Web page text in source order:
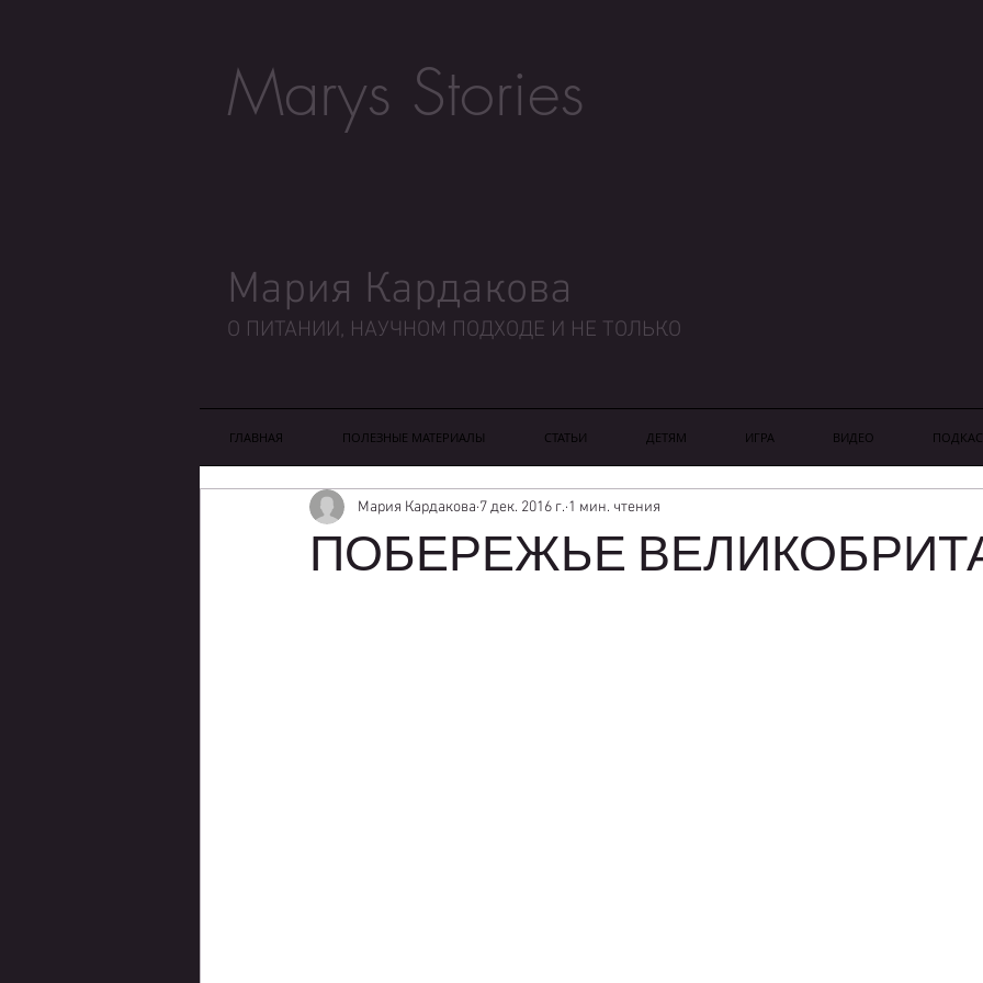
Marys Stories
Мария Кардакова
О ПИТАНИИ, НАУЧНОМ ПОДХОДЕ И НЕ ТОЛЬКО
ГЛАВНАЯ ПОЛЕЗНЫЕ МАТЕРИАЛЫ СТАТЬИ ДЕТЯМ ИГРА ВИДЕО
ПОБЕРЕЖЬЕ
Мария Кардакова 7 дек. 2016 г. 1 мин. чтения